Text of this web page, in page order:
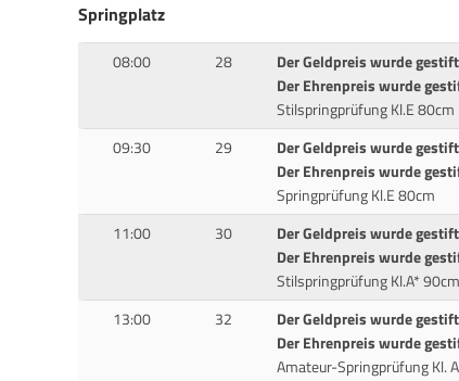
Springplatz
08:00 28
Der Geldpreis wurde
Der Ehrenpreis wurde
Stilspringprüfung Kl.E 80cm
09:30 29
Der Geldpreis wurde
Der Ehrenpreis wurde
Springprüfung Kl.E 80cm
11:00 30
Der Geldpreis wurde
Der Ehrenpreis wurde
Stilspringprüfung Kl.A* 90cm
13:00 32
Der Geldpreis wurde
Der Ehrenpreis wurde
Amateur-Springprüfung Kl.